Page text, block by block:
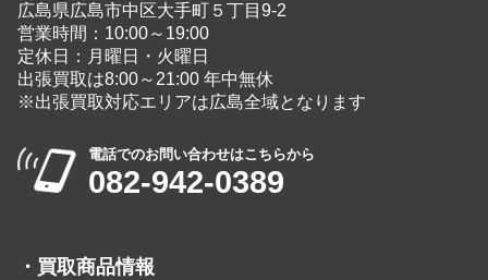
家電 ＋
玩具 ＋
時計 ＋
楽器 ＋
ブランド ＋
洋服
電動工具
着物